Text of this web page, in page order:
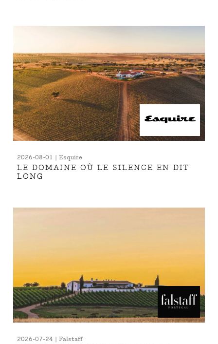
2026-08-01 | Esquire
LE DOMAINE OÙ LE SILENCE EN DIT
LONG
2026-07-24 | Falstaff